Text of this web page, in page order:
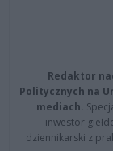
Redaktor
Politycznych na
mediach.
inwestor
dziennikarski z